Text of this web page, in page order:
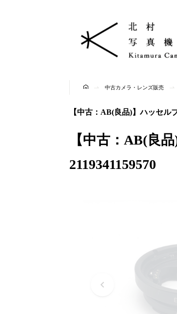
中古カメラ・レンズ販売
【中古：AB(良品)】ハッセル
【中古：AB(良
2119341159570